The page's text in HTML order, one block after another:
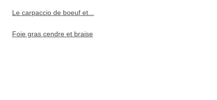
Le carpaccio de boeuf et...
Foie gras cendre et braise